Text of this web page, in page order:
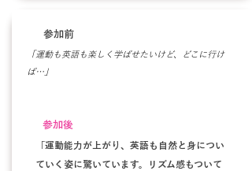
参加前
「運動も英語も楽しく学ばせたいけど、どこに行け
ば…」
参加後
「運動能力が上がり、英語も自然と身につい
ていく姿に驚いています。リズム感もついて